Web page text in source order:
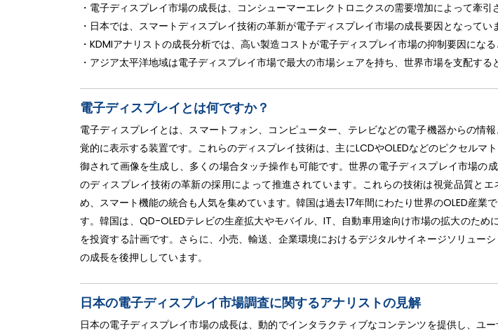
・電子ディスプレイ市場の成長は、コンシューマーエレクトロニクスの需要増加によって牽引
・日本では、スマートディスプレイ技術の革新が電子ディスプレイ市場の成長要因となってい
・KDMIアナリストの成長分析では、高い製造コストが電子ディスプレイ市場の抑制要因になる
・アジア太平洋地域は電子ディスプレイ市場で最大の市場シェアを持ち、世界市場を支配する
電子ディスプレイとは何ですか？
電子ディスプレイとは、スマートフォン、コンピューター、テレビなどの電子機器からの情
覚的に表示する装置です。これらのディスプレイ技術は、主にLCDやOLEDなどのピクセルマ
御されて画像を生成し、多くの場合タッチ操作も可能です。世界の電子ディスプレイ市場の
のディスプレイ技術の革新の採用によって推進されています。これらの技術は視覚品質と
め、スマート機能の統合も人気を集めています。韓国は過去17年間にわたり世界のOLED産業
す。韓国は、QD-OLEDテレビの生産拡大やモバイル、IT、自動車用途向け市場の拡大のため
を投資する計画です。さらに、小売、輸送、企業環境におけるデジタルサイネージソリュー
の成長を後押ししています。
日本の電子ディスプレイ市場調査に関するアナリストの見解
日本の電子ディスプレイ市場の成長は、動的でインタラクティブなコンテンツを提供し、ユ